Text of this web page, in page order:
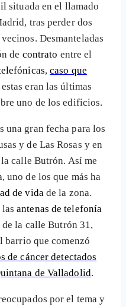
situada en el llamado
tras perder dos
Desmanteladas
de contrato entre el
,caso que
estas eran las últimas
uno de los edificios.
una gran fecha para los
y de Las Rosas y en
calle Butrón. Así me
, uno de los que más ha
de vidade la zona.
lasantenas de telefonía
la calle Butrón 31,
barrio que comenzó
de cáncer detectados
de Valladolid.
por el tema y